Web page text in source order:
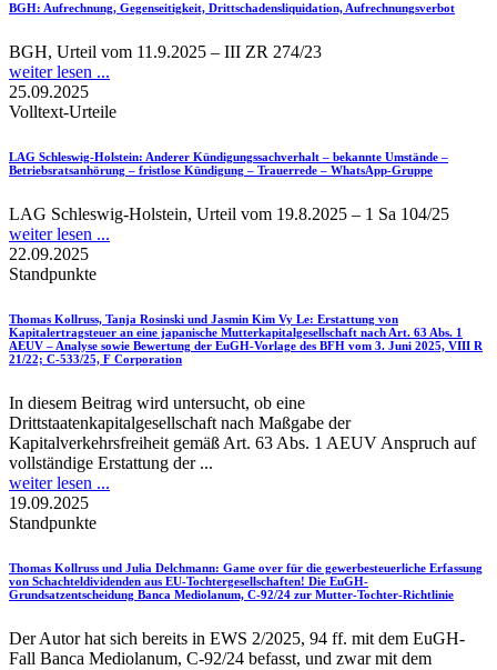
BGH: Aufrechnung, Gegenseitigkeit, Drittschadensliquidation, Aufrechnungsverbot
BGH, Urteil vom 11.9.2025 – III ZR 274/23
weiter lesen ...
25.09.2025
Volltext-Urteile
LAG Schleswig-Holstein: Anderer Kündigungssachverhalt – bekannte Umstände –
Betriebsratsanhörung – fristlose Kündigung – Trauerrede – WhatsApp-Gruppe
LAG Schleswig-Holstein, Urteil vom 19.8.2025 – 1 Sa 104/25
weiter lesen ...
22.09.2025
Standpunkte
Thomas Kollruss, Tanja Rosinski und Jasmin Kim Vy Le: Erstattung von
Kapitalertragsteuer an eine japanische Mutterkapitalgesellschaft nach Art. 63 Abs. 1
AEUV – Analyse sowie Bewertung der EuGH-Vorlage des BFH vom 3. Juni 2025, VIII R
21/22; C-533/25, F Corporation
In diesem Beitrag wird untersucht, ob eine
Drittstaatenkapitalgesellschaft nach Maßgabe der
Kapitalverkehrsfreiheit gemäß Art. 63 Abs. 1 AEUV Anspruch auf
vollständige Erstattung der ...
weiter lesen ...
19.09.2025
Standpunkte
Thomas Kollruss und Julia Delchmann: Game over für die gewerbesteuerliche Erfassung
von Schachteldividenden aus EU-Tochtergesellschaften! Die EuGH-
Grundsatzentscheidung Banca Mediolanum, C-92/24 zur Mutter-Tochter-Richtlinie
Der Autor hat sich bereits in EWS 2/2025, 94 ff. mit dem EuGH-
Fall Banca Mediolanum, C-92/24 befasst, und zwar mit dem